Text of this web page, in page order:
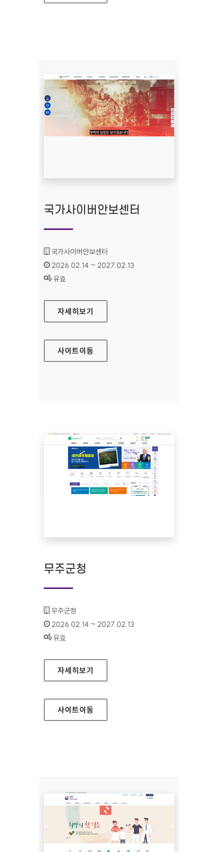
국가사이버안보센터
기관명 :
국가사이버안보센터
인증기간 :
2026.02.14 ~ 2027.02.13
상태 :
유효
국가사이버안보센터
자세히보기
사이트이동
무주군청
기관명 :
무주군청
인증기간 :
2026.02.14 ~ 2027.02.13
상태 :
유효
무주군청
자세히보기
사이트이동